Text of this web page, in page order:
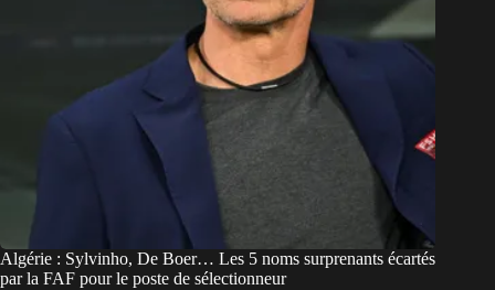
Algérie : Sylvinho, De Boer… Les 5 noms surprenants écartés
par la FAF pour le poste de sélectionneur